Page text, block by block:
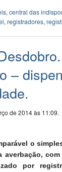
, central das
, registradores,
–
de 2014 às 11:09.
o
averbação,
por